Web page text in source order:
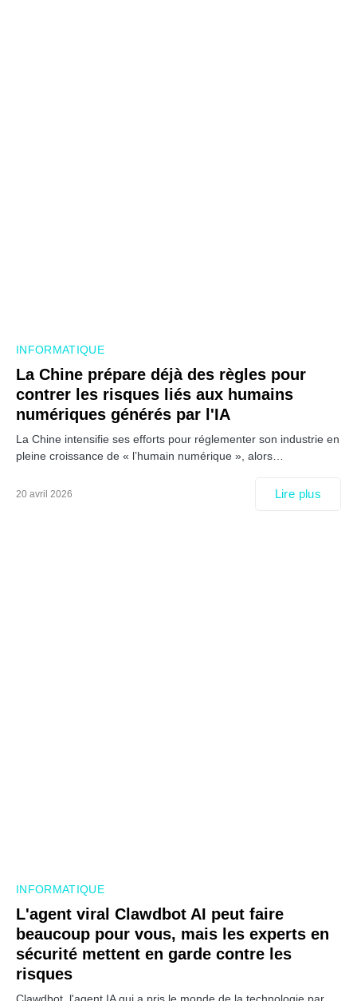
INFORMATIQUE
La Chine prépare déjà des règles pour
contrer les risques liés aux humains
numériques générés par l'IA
La Chine intensifie ses efforts pour réglementer son industrie en
pleine croissance de « l’humain numérique », alors…
20 avril 2026 Lire plus
INFORMATIQUE
L'agent viral Clawdbot AI peut faire
beaucoup pour vous, mais les experts en
sécurité mettent en garde contre les
risques